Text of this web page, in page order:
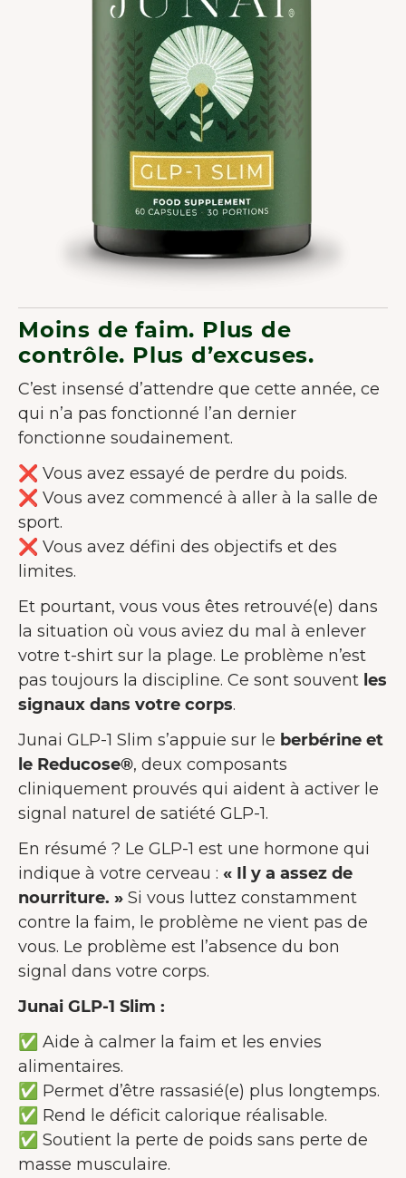
Moins de faim. Plus de
contrôle. Plus d’excuses.
C’est insensé d’attendre que cette année, ce
qui n’a pas fonctionné l’an dernier
fonctionne soudainement.
❌ Vous avez essayé de perdre du poids.
❌ Vous avez commencé à aller à la salle de
sport.
❌ Vous avez défini des objectifs et des
limites.
Et pourtant, vous vous êtes retrouvé(e) dans
la situation où vous aviez du mal à enlever
votre t-shirt sur la plage. Le problème n’est
pas toujours la discipline. Ce sont souvent les
signaux dans votre corps.
Junai GLP-1 Slim s’appuie sur le berbérine et
le Reducose®, deux composants
cliniquement prouvés qui aident à activer le
signal naturel de satiété GLP-1.
En résumé ? Le GLP-1 est une hormone qui
indique à votre cerveau : « Il y a assez de
nourriture. » Si vous luttez constamment
contre la faim, le problème ne vient pas de
vous. Le problème est l’absence du bon
signal dans votre corps.
Junai GLP-1 Slim :
✅ Aide à calmer la faim et les envies
alimentaires.
✅ Permet d’être rassasié(e) plus longtemps.
✅ Rend le déficit calorique réalisable.
✅ Soutient la perte de poids sans perte de
masse musculaire.